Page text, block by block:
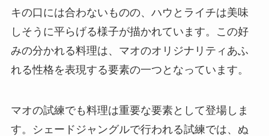
キの口には合わないものの、ハウとライチは美味
しそうに平らげる様子が描かれています。この好
みの分かれる料理は、マオのオリジナリティあふ
れる性格を表現する要素の一つとなっています。
マオの試練でも料理は重要な要素として登場しま
す。シェードジャングルで行われる試練では、ぬ